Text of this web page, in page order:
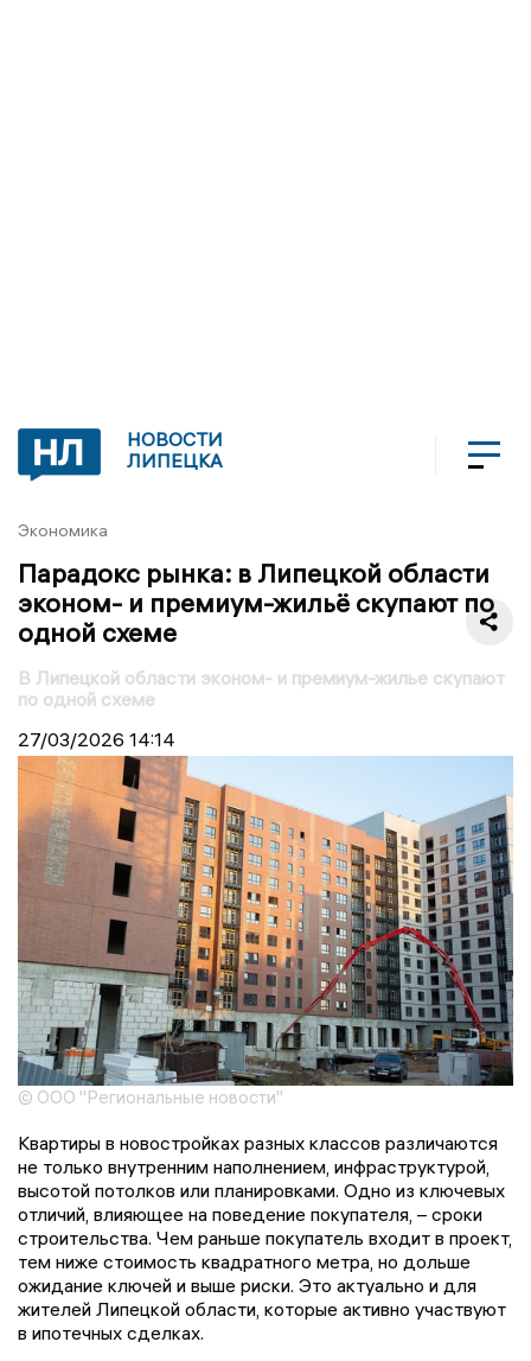
НОВОСТИ
ЛИПЕЦКА
Экономика
Парадокс рынка: в Липецкой области
эконом- и премиум-жильё скупают по
одной схеме
В Липецкой области эконом- и премиум-жилье скупают
по одной схеме
27/03/2026 14:14
© ООО "Региональные новости"
Квартиры в новостройках разных классов различаются
не только внутренним наполнением, инфраструктурой,
высотой потолков или планировками. Одно из ключевых
отличий, влияющее на поведение покупателя, – сроки
строительства. Чем раньше покупатель входит в проект,
тем ниже стоимость квадратного метра, но дольше
ожидание ключей и выше риски. Это актуально и для
жителей Липецкой области, которые активно участвуют
в ипотечных сделках.